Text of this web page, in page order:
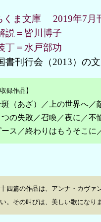
くま文庫 2019年7月
説＝皆川博子
丁＝水戸部功
刊行会（2013）の
収録作品】
斑（あざ）／上の世界へ／
つの失敗／召喚／夜に／不
ース／終わりはもうそこに
十四篇の作品は、アンナ・カヴ
。その叫びは、美しい歌にな